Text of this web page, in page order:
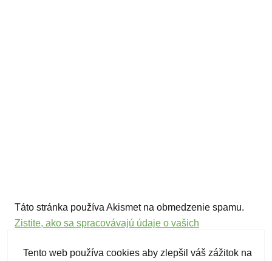
Táto stránka používa Akismet na obmedzenie spamu.
Zistite, ako sa spracovávajú údaje o vašich
Tento web používa cookies aby zlepšil váš zážitok na